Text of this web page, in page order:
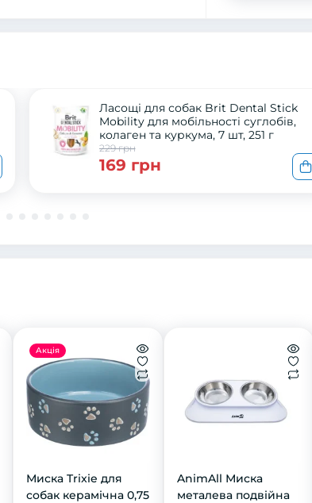
Ласощі для собак Brit Dental Stick
Mobility для мобільності суглобів,
колаген та куркума, 7 шт, 251 г
229 грн
169 грн
Акція
Миска Trixie для
собак керамічна 0,75
AnimAll Миска
металева подвійна